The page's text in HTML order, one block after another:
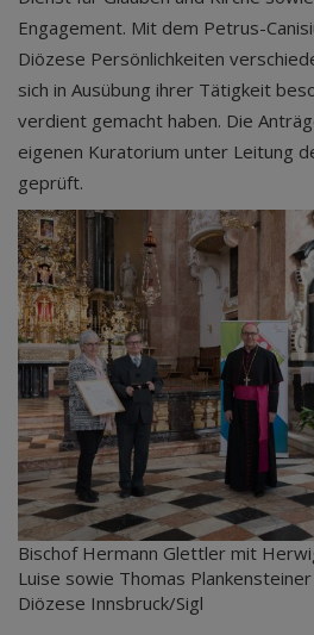
Engagement. Mit dem Petrus-
Diözese Persönlichkeiten
sich in Ausübung ihrer Tätigkeit
verdient gemacht haben. Die
eigenen Kuratorium unter Leitung
geprüft.
Bischof Hermann Glettler mit
Luise sowie Thomas
Diözese Innsbruck/Sigl